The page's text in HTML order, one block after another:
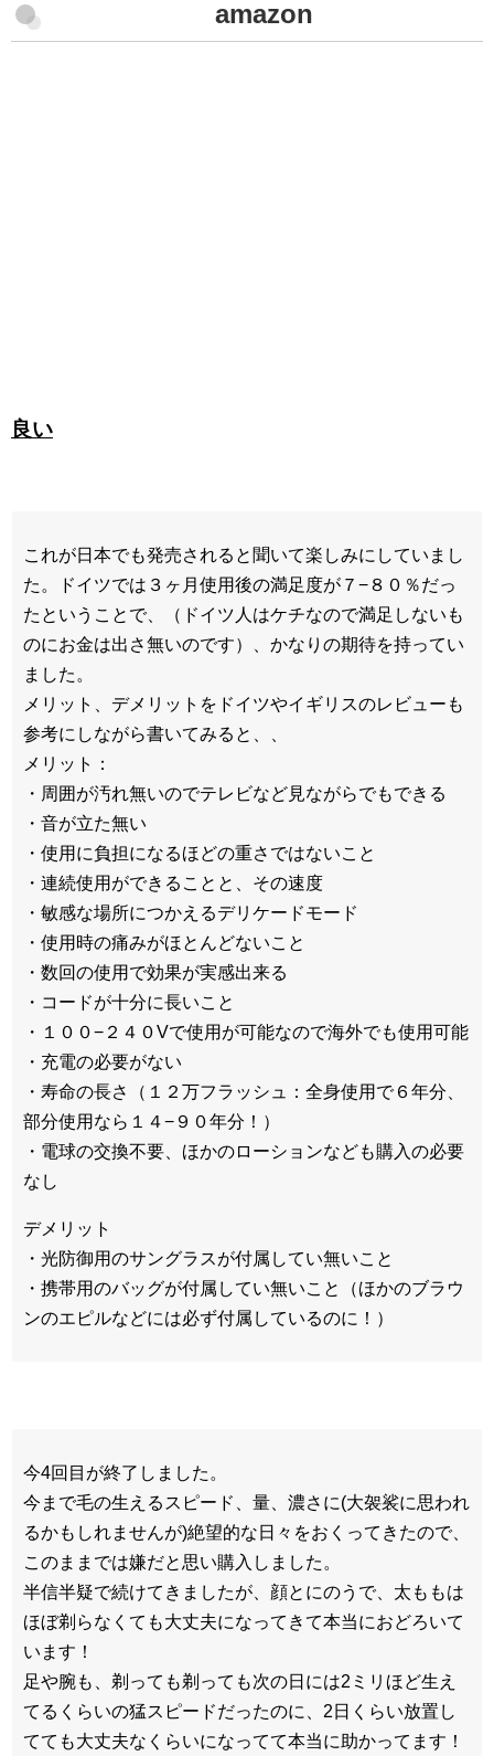
amazon
良い
これが日本でも発売されると聞いて楽しみにしていまし
た。ドイツでは３ヶ月使用後の満足度が７−８０％だっ
たということで、（ドイツ人はケチなので満足しないも
のにお金は出さ無いのです）、かなりの期待を持ってい
ました。
メリット、デメリットをドイツやイギリスのレビューも
参考にしながら書いてみると、、
メリット：
・周囲が汚れ無いのでテレビなど見ながらでもできる
・音が立た無い
・使用に負担になるほどの重さではないこと
・連続使用ができることと、その速度
・敏感な場所につかえるデリケードモード
・使用時の痛みがほとんどないこと
・数回の使用で効果が実感出来る
・コードが十分に長いこと
・１００−２４０Vで使用が可能なので海外でも使用可能
・充電の必要がない
・寿命の長さ（１２万フラッシュ：全身使用で６年分、
部分使用なら１４−９０年分！）
・電球の交換不要、ほかのローションなども購入の必要
なし
デメリット
・光防御用のサングラスが付属してい無いこと
・携帯用のバッグが付属してい無いこと（ほかのブラウ
ンのエピルなどには必ず付属しているのに！）
今4回目が終了しました。
今まで毛の生えるスピード、量、濃さに(大袈裟に思われ
るかもしれませんが)絶望的な日々をおくってきたので、
このままでは嫌だと思い購入しました。
半信半疑で続けてきましたが、顔とにのうで、太ももは
ほぼ剃らなくても大丈夫になってきて本当におどろいて
います！
足や腕も、剃っても剃っても次の日には2ミリほど生え
てるくらいの猛スピードだったのに、2日くらい放置し
てても大丈夫なくらいになってて本当に助かってます！